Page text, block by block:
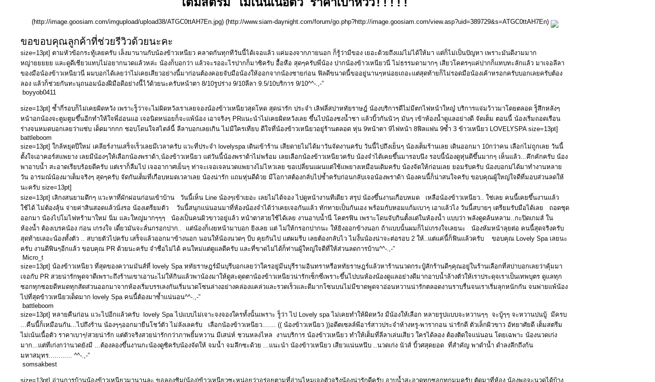
เต็มสตรีม ไม่เน้นเนื้อตัว ราคาเบาหวิว!!!!!
(http://image.goosiam.com/imgupload/upload38/ATGC0ttAH7En.jpg) (http://www.siam-daynight.com/forum/go.php?http://image.goosiam.com/view.asp?uid=389729&s=ATGC0ttAH7En)
ขอขอบคุณลูกค้าที่ช่วยรีวิวด้วยนะคะ
size=13pt] ตามหัวข้อกระทู้เลยครับ เล็งมานานกับน้องข้าวเหนียว คลาดกันทุกทีวันนี้ได้เจอแล้ว แค่มองจากภายนอก ก็รู้ว่ามีของ เยอะด้วยถึงแม่ไม่ได้ให้มา แต่ก็ไม่เป็นปัญหา เพราะมันดีงามมาก
หญ่ายยยยย และดูดีเชียวแทบไม่อยากนวดแล้วหล่ะ น้องก็บอกว่า แล้วจะรออะไรปากก็มาซิครับ อื้อหือ สุดๆครับพี่น้อง ปากน้องข้าวเหนียวนี่ ไม่ธรรมดามากๆ เสียวโคตรๆแค่ปากก็แทบทะลักแล้ว มาเจอลีลา
ของมือน้องข้าวเหนียวนี่ ผมบอกได้เลยว่าไม่เคยเสียวอย่างนี้มาก่อนต้องคอยจับมือน้องให้ออกจากน้องชายก่อน ฟิลดีขนาดนี้ขออยู่นานๆหน่อยเถอะแต่สุดท้ายก็ไม่รอดมือน้องเค้าหรอกครับบอกเลยครับต้อง
ลอง แล้วก็ช่วยกันทะนุถนอมน้องฝีมือดีอย่างนี้ไว้ด้วยนะครับหน้าตา 8/10รูปร่าง 9/10ลีลา 9.5/10บริการ 9/10^^-.,-”
boyyob0411
size=13pt] ซ้ำกี่รอบก็ไม่เคยผิดหวัง เพราะรู็ว่าจะไม่ผิดหวังเราเลยจองน้องข้าวเหนียวสุดโหด สุดน่ารัก ประจำ เลิฟลี่สปาหทัยราษฎ์ น้องบริการดีไม่มีตกไฟหน้าใหญ๋ บริการแจ่มว้าวมาโดยตลอด รู็สึกหลังๆ
หน้าอกน้องจะตูมตูมขึ้นอีกทำให้ใจพี่อ่อนแอ เจอนิดหน่อยก็จะแพ้น้อง เอาจริงๆ PRแนะนำไม่เคยผิดหวังเลย ขึ้นไปน้องชงน้ำชา แล้วบิ้วกันนัวๆ มันๆ เข้าห้องน้ำดูแลอย่างดี จัดเต็ม ตอนนี้ น้องเริ่มถอดเรือน
ร่างจนหมดบอกเลยว่าแซ่บ เด็ดมากกก ชอบโดนใจสไตล์นี้ ลีลาบอกเลยเกิน ไม่มีใครเทียบ ดีใจที่น้องข้าวเหนียวอยู่ร้านตลอด หุ่น 9หน้าตา 9ไฟหน้า 8ฟิลแฟน 9ซ้ำ 3 ข้าวเหนียว LOVELYSPA size=13pt]
battleboom
size=13pt] ใกล้หยุดปีใหม่ เคลียร์งานเสร็จเร็วเลยมีเวลาครับ แวะที่ประจำ lovelyspa เดินเข้าร้าน เสียดายไม่ได้มาวันจัดงานครับ วันนี้ไปถึงเย็นๆ น้องเต็มร้านเลย เดินออกมา 10กว่าคน เลือกไม่ถูกเลย วันนี้
ตั้งใจเอาคอร์สแพยาง เลยมีน้องๆให้เลือกน้องพราด้า,น้องข้าวเหนียว แต่วันนี้น้องพราด้าไม่พร้อม เลยเลือกน้องข้าวเหนียวครับ น้องจำได้เคยขึ้นมารอบนึง รอบนี้น้องดูหุ่นดีขึ้นมากๆ เห็นแล้ว...คึกคักครับ น้อง
พาอาบน้ำ สะอาดเรียบร้อยดีครับ แต่เราก็ลืมไป เจออากาศเย็นๆ ท่าจะเจอเจลนวดแพยางไม่ไหวเลย ขอเปลี่ยนแผนแต่ใช้แพยางเหมือนเดิมครับ น้องจัดให้ก่อนเลย ยอมรับครับ น้องบอกม่ได้มาทำงานหลาย
วัน อารมณ์น้องมาเต็มจริงๆ สุดๆครับ จัดกันเต็มที่เกือบหมดเวลาเลย น้องน่ารัก แถมหุ่นดีด้วย มีโอกาสต้องกลับไปซ้ำครับก่อนกลับเจอน้องพราด้า น้องคนนี้ก็น่าสนใจครับ ขอบคุณผู้ใหญ่ใจดีที่มอบส่วนลดให้
นะครับ size=13pt]
size=13pt] เลิกงสนยามดึกๆ แวะหาที่ผักผ่อนก่อนเข้าบ้าน วันนี้เห็น Line น้องๆเข้าเยอะ เลยไม่ได้จอง ไปดูหน้างานทีเดียว สรุป น้องขึ้นงานเกือบหมด เหลือน้องข้าวเหนียว.. ใช่เลย คนนี้เคยขึ้นงานแล้ว
ใช้ได้ ไม่ต้องลุ้น จ่ายค่าสินสอดแล้วนั่งรอ น้องเตรียมตัว วันนี้สนุกแน่นอนมาที่ห้องน้องจำได้ว่าเคยเจอกันแล้ว ทักทายเป็นกันเอง พร้อมกับหอมแก้มเบาๆ เอาแล้วไง วันนี้สบายๆ เตรียมรับมือได้เลย ถอดชุด
ออกมา น้องไปโมไฟหร้ามาใหม่ นิ่ม และใหญ่มากๆๆๆ น้องเป็นคนผิวขาวอยู่แล้ว หน้าตาสวยใช้ได้เลย งานอาบน้ำนี่ โคตรฟิน เพราะโดนจับกินตั้งแต่ในห้องน้ำ แบบว่า พลังดูดล้นหลาม..กะปิดเกมส์ ใน
ห้องน้ำ ต้องเบรคน้อง ก่อน เกรงใจ เดี๋ยวมันจะลั่นกรอกปาก.. แต่น้องก็เงยหน้ามาบอก ยิงเลย แต่ ไม่ให้กรอกปากนะ ให้ยิงออกข้างนอก ถ้าแบบนั้นผมก็ไม่เกรงใจเลยนะ น้องห้มหน้าลุยต่อ คนนี้สุดจริงครับ
สุดท้ายเลอะน้องทั้งตัว .. สบายตัวไปครับ เสร็จแล้วออกมาข้างนอก นอนให้น้องนวดๆ บีบ คุยกันไป แต่ผมรีบ เลยต้องกลับไว ไม่งั้นน้องน่าจะต่อรอบ 2 ให้..แต่แค่นี้ก็ฟินแล้วครับ ขอบคุณ Lovely Spa เลยนะ
ครับ งานดีฟินๆอีกแล้ว ขอบคุณ PR ด้วยนะครับ จำชื่อไม่ได้ คนใหม่แต่ดูแลดีครับ และที่ขาดไม่ได้ก็ท่านผู้ใหญ่ใจดีที่ให้ส่วนลดการบ้าน^^-.,-”
Micro_t
size=13pt] น้องข้าวเหนียว ที่สุดของความมันส์ที่ lovely Spa หทัยราษฎร์มีนบุรีบอกเลยว่าใครอยู่มีนบุรีรามอินทราหรือหทัยราษฎร์แล้วหาร้านนวดกระปู๋สักร้านดีๆคุณอยู่ในร้านเลือกที่สปาบอกเลยว่าคุ้มมา
เจอกับ PR สวยน่ารักพูดจาดีเพราะถึงร้านเขาเอานะไม่ให้กินแล้วพาน้องมาให้ดูสะดุดตาน้องข้าวเหนียวน่ารักเซ็กซี่เพราะขึ้นไปบนห้องน้องดูแลอย่างดีมากอาบน้ำล้างตัวให้เราประดุจเราเป็นเทพบุตร ดูแลทุก
ซอกทุกซอยดีหมดทุกสัดส่วนออกมาจากห้องเริ่มบรรเลงกันเริ่มนวดโซนล่างอย่างคล่องแคล่วและรวดเร็วและดีมากโซนบนไม่มีขาดพูดจาอ่อนหวานน่ารักตลอดงานราบรื่นจนเราเริ่มลุกหนักกัน จนพ่ายแพ้น้อง
ไปที่สุดข้าวเหนียวเด็ดมาก lovely Spa คนนี้ต้องมาซ้ำแน่นอน^^-.,-”
battleboom
size=13pt] หลายคืนก่อน แวะไปอีกแล้วครับ lovely Spa ไปแบบไม่เจาะจงจองใครทั้งนั้นเพราะ รู็ว่า ไป Lovely spa ไม่เคยทำให้ผิดหวัง มีน้องให้เลือก หลายรูปแบบจะหวานๆๆ จะบู้ๆๆ จะหวานปนบู้ มีครบ
...คืนนี้ก็เหมือนกัน...ไปถึงร้าน น้องๆๆออกมายืนโชว์ตัว ไม่ลังเลครับ เลือกน้องข้าวเหนียว....... (( น้องข้าวเหนียว ))อดีตเซลล์พีอาร์สาวประจำห้างหรู-พารากอน น่ารักดี ตัวเล็กผิวขาว อัทยาศัยดี เต็มสตรีม
ไม่เน้นเนื้อตัว ราคาเบาๆ!สวยน่ารัก แต่ตัวจริงสวยน่ารักกว่าภาพยิ้มหวาน มีเสน่ห์ ชวนหลงไหล งานบริการ น้องข้าวเหนียว ทำให้เต็มที่ลีลาเล่นเสียว ใครได้ลอง ต้องติดใจแน่นอน โดยเฉพาะ น้องนวดเก่ง
มาก...แต่ที่เก่งกว่านวดยังมี ...ต้องลองขึ้นงานกะน้องดูซิครับน้องจัดให้ จมน้ำ จมลึกซะด้วย ...แนะนำ น้องข้าวเหนียว เสียวแน่นหนึบ ..นวดเก่ง นัวส์ บิ้วศสุดยอด ที่สำคัญ พาดำน้ำ ดำลงลึกถึงก้น
มหาสมุทร............ ^^-.,-”
somsakbest
size=13pt] อ่านการบ้านน้องข้าวเหนียวมานานละ ขอลองชิม(น้อง)ข้าวเหนียวซะหน่อยว่าอร่อยตามที่อ่านไหมเจอตัวจริงน้องน่ารักดีครับ อาบน้ำสะอาดทุกซอกทุกมุมครับ ตัดมาที่ห้อง น้องพอจะนวดได้บ้าง